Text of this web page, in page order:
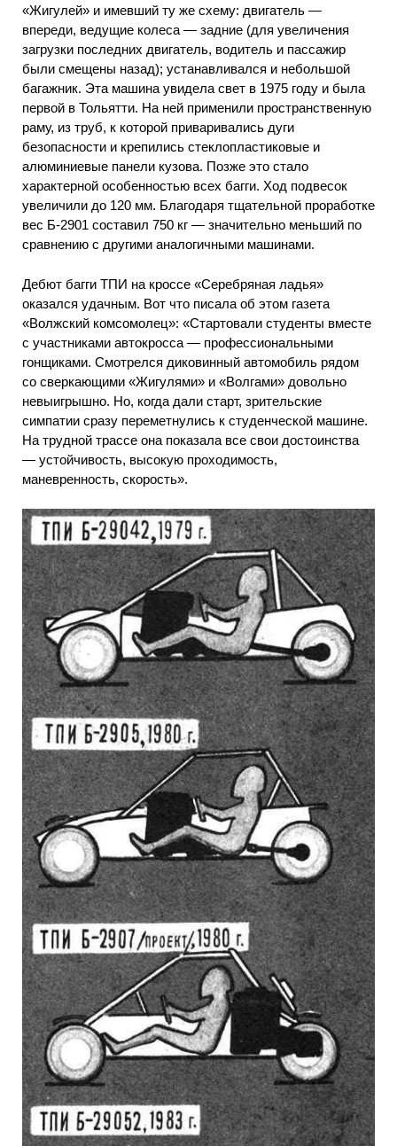
«Жигулей» и имевший ту же схему: двигатель —
впереди, ведущие колеса — задние (для увеличения
загрузки последних двигатель, водитель и пассажир
были смещены назад); устанавливался и небольшой
багажник. Эта машина увидела свет в 1975 году и была
первой в Тольятти. На ней применили пространственную
раму, из труб, к которой приваривались дуги
безопасности и крепились стеклопластиковые и
алюминиевые панели кузова. Позже это стало
характерной особенностью всех багги. Ход подвесок
увеличили до 120 мм. Благодаря тщательной проработке
вес Б-2901 составил 750 кг — значительно меньший по
сравнению с другими аналогичными машинами.
Дебют багги ТПИ на кроссе «Серебряная ладья»
оказался удачным. Вот что писала об этом газета
«Волжский комсомолец»: «Стартовали студенты вместе
с участниками автокросса — профессиональными
гонщиками. Смотрелся диковинный автомобиль рядом
со сверкающими «Жигулями» и «Волгами» довольно
невыигрышно. Но, когда дали старт, зрительские
симпатии сразу переметнулись к студенческой машине.
На трудной трассе она показала все свои достоинства
— устойчивость, высокую проходимость,
маневренность, скорость».